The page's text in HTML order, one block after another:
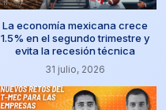
La economía mexicana crece
1.5% en el segundo trimestre y
evita la recesión técnica
31 julio, 2026